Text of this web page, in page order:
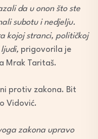
da u onon što ste
subotu i nedjelju.
kojoj stranci, političkoj
prigovorila je
Mrak Taritaš.
protiv zakona. Bit
Vidović.
zakona upravo